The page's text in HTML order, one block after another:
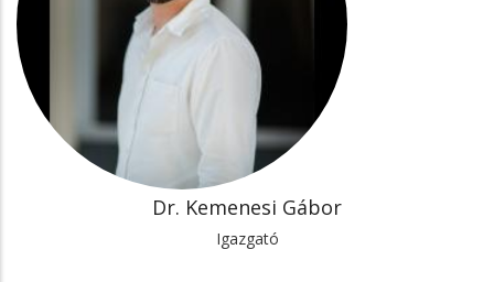
Dr. Kemenesi Gábor
Igazgató